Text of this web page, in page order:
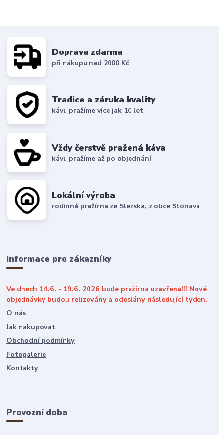
Doprava zdarma
při nákupu nad 2000 Kč
Tradice a záruka kvality
kávu pražíme více jak 10 let
Vždy čerstvě pražená káva
kávu pražíme až po objednání
Lokální výroba
rodinná pražírna ze Slezska, z obce Stonava
Informace pro zákazníky
Ve dnech 14.6. - 19.6. 2026 bude pražírna uzavřena!!! Nové
objednávky budou relizovány a odeslány následující týden.
O nás
Jak nakupovat
Obchodní podmínky
Fotogalerie
Kontakty
Provozní doba